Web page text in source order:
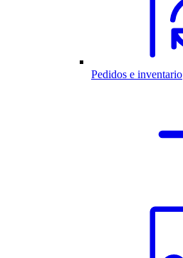
Pedidos e inventario